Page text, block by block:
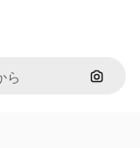
画像で